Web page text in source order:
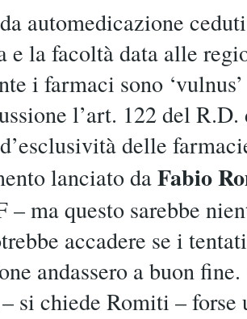
automedicazione
e la facoltà data alle
i farmaci sono
l’art. 122 del
delle
lanciato daFabio
ma questo sarebbe
accadere se i
andassero a buon
si chiede Romiti –